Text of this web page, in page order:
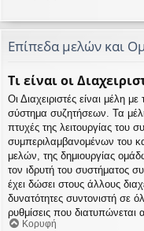
Επίπεδα μελών και
Τι είναι οι
Οι Διαχειριστές είναι μέλη
σύστημα συζητήσεων. Τα
πτυχές της λειτουργίας του
συμπεριλαμβανομένων του
μελών, της δημιουργίας
τον ιδρυτή του συστήματος
έχει δώσει στους άλλους
δυνατότητες συντονιστή σε
ρυθμίσεις που
Κορυφή